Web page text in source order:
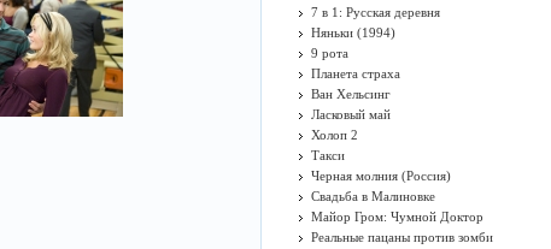
7 в 1: Русская деревня
Няньки (1994)
9 рота
Планета страха
Ван Хельсинг
Ласковый май
Холоп 2
Такси
Черная молния (Россия)
Свадьба в Малиновке
Майор Гром: Чумной Доктор
Реальные пацаны против зомби